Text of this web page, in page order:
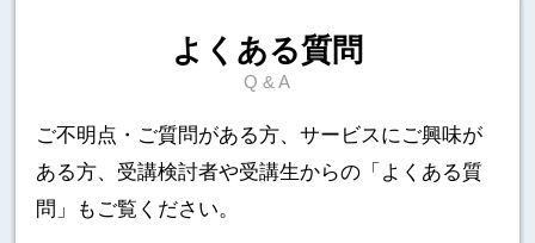
よくある質問
Q & A
ご不明点・ご質問がある方、サービスにご興味が
ある方、 受講検討者や受講生からの「よくある質
問」もご覧ください。